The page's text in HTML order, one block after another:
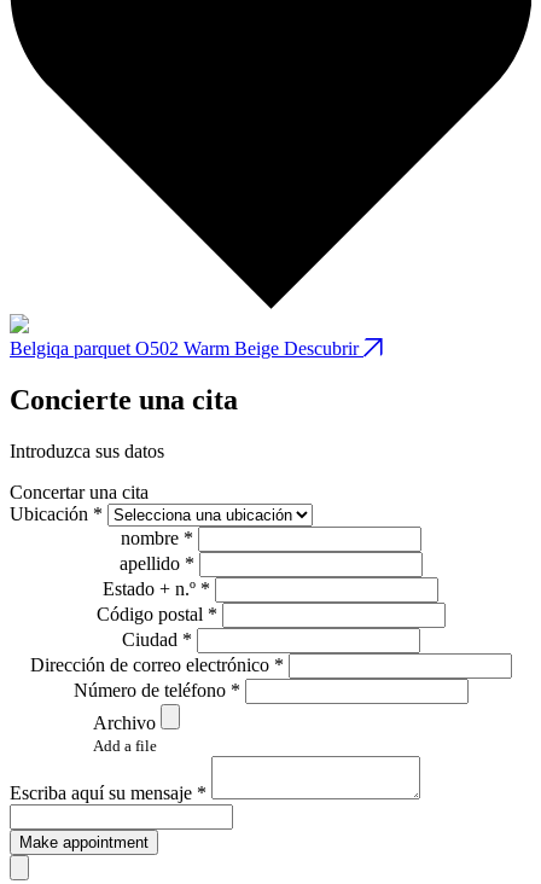
Belgiqa parquet O502 Warm Beige Descubrir
Concierte una cita
Introduzca sus datos
Concertar una cita
Ubicación *
nombre *
apellido *
Estado + n.º *
Código postal *
Ciudad *
Dirección de correo electrónico *
Número de teléfono *
Archivo
Add a file
Escriba aquí su mensaje *
Make appointment